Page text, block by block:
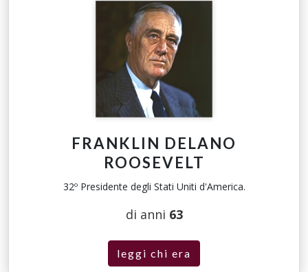
FRANKLIN DELANO
ROOSEVELT
32º Presidente degli Stati Uniti d'America.
di anni 63
leggi chi era